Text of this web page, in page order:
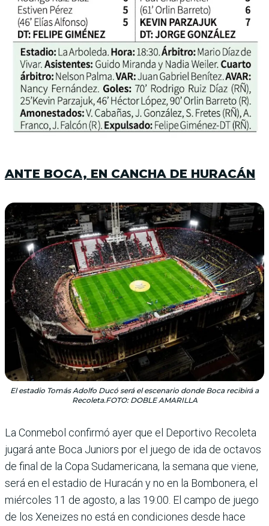
ANTE BOCA, EN CANCHA DE HURACÁN
El estadio Tomás Adolfo Ducó será el escenario donde Boca recibirá a
Recoleta.FOTO: DOBLE AMARILLA
La Conmebol confirmó ayer que el Deportivo Recoleta
jugará ante Boca Juniors por el juego de ida de octavos
de final de la Copa Sudamericana, la semana que viene,
será en el estadio de Huracán y no en la Bombonera, el
miércoles 11 de agosto, a las 19:00. El campo de juego
de los Xeneizes no está en condiciones desde hace